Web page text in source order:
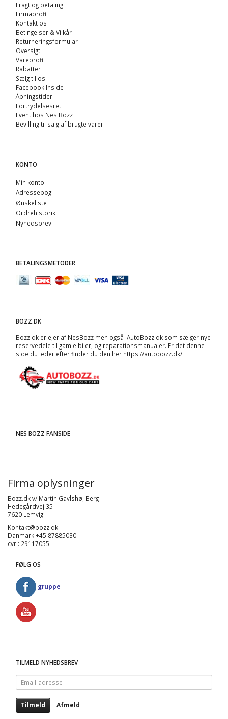
Fragt og betaling
Firmaprofil
Kontakt os
Betingelser & Vilkår
Returneringsformular
Oversigt
Vareprofil
Rabatter
Sælg til os
Facebook Inside
Åbningstider
Fortrydelsesret
Event hos Nes Bozz
Bevilling til salg af brugte varer.
KONTO
Min konto
Adressebog
Ønskeliste
Ordrehistorik
Nyhedsbrev
BETALINGSMETODER
BOZZ.DK
Bozz.dk er ejer af NesBozz men også AutoBozz.dk som sælger nye
reservedele til gamle biler, og reparationsmanualer. Er det denne
side du leder efter finder du den her https://autobozz.dk/
NES BOZZ FANSIDE
Firma oplysninger
Bozz.dk v/ Martin Gavlshøj Berg
Hedegårdvej 35
7620 Lemvig
Kontakt@bozz.dk
Danmark +45 87885030
cvr : 29117055
FØLG OS
gruppe
TILMELD NYHEDSBREV
Email-
adresse
Tilmeld Afmeld